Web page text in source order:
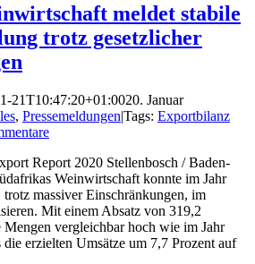
meldet stabile
trotz gesetzlicher
21T10:47:20+01:0020. Januar
, Pressemeldungen|Tags: Exportbilanz
Report 2020 Stellenbosch / Baden-
Weinwirtschaft konnte im Jahr
massiver Einschränkungen, im
Mit einem Absatz von 319,2
vergleichbar hoch wie im Jahr
erzielten Umsätze um 7,7 Prozent auf